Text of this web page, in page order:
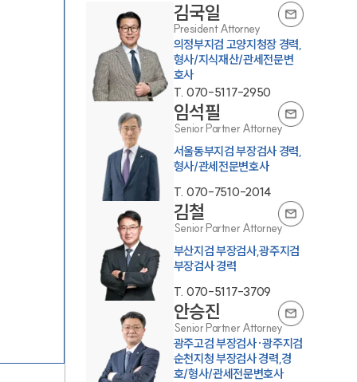
그룹소개
그룹소개
대륜의 강점
김국일
President Attorney
의정부지검 고양지청장 경력,
형사/지식재산/관세전문변
호사
T. 070-5117-2950
임석필
Senior Partner Attorney
서울동부지검 부장검사 경력,
형사/관세전문변호사
T. 070-7510-2014
김철
Senior Partner Attorney
부산지검 부장검사,광주지검
부장검사 경력
T. 070-5117-3709
안승진
Senior Partner Attorney
광주고검 부장검사·광주지검
순천지청 부장검사 경력,경
호/형사/관세전문변호사